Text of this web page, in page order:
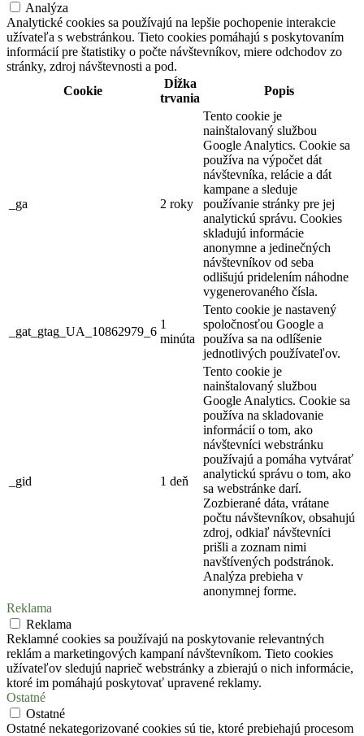
Analýza
Analytické cookies sa používajú na lepšie pochopenie interakcie
užívateľa s webstránkou. Tieto cookies pomáhajú s poskytovaním
informácií pre štatistiky o počte návštevníkov, miere odchodov zo
stránky, zdroj návštevnosti a pod.
Cookie
Dĺžka
trvania
Popis
_ga 2 roky
Tento cookie je
nainštalovaný službou
Google Analytics. Cookie sa
používa na výpočet dát
návštevníka, relácie a dát
kampane a sleduje
používanie stránky pre jej
analytickú správu. Cookies
skladujú informácie
anonymne a jedinečných
návštevníkov od seba
odlišujú pridelením náhodne
vygenerovaného čísla.
_gat_gtag_UA_10862979_6
1
minúta
Tento cookie je nastavený
spoločnosťou Google a
používa sa na odlíšenie
jednotlivých používateľov.
_gid 1 deň
Tento cookie je
nainštalovaný službou
Google Analytics. Cookie sa
používa na skladovanie
informácií o tom, ako
návštevníci webstránku
používajú a pomáha vytvárať
analytickú správu o tom, ako
sa webstránke darí.
Zozbierané dáta, vrátane
počtu návštevníkov, obsahujú
zdroj, odkiaľ návštevníci
prišli a zoznam nimi
navštívených podstránok.
Analýza prebieha v
anonymnej forme.
Reklama
Reklama
Reklamné cookies sa používajú na poskytovanie relevantných
reklám a marketingových kampaní návštevníkom. Tieto cookies
užívateľov sledujú naprieč webstránky a zbierajú o nich informácie,
ktoré im pomáhajú poskytovať upravené reklamy.
Ostatné
Ostatné
Ostatné nekategorizované cookies sú tie, ktoré prebiehajú procesom